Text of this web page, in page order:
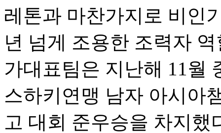
레톤과 마찬가지로 비인
년 넘게 조용한 조력자
가대표팀은 지난해 11월
스하키연맹 남자 아시아
고 대회 준우승을 차지